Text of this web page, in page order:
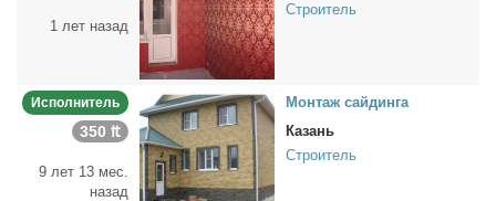
1 лет назад
Строитель
Исполнитель
350 ₶
9 лет 13 мес.
назад
Мон­таж сай­дин­га
Казань
Строитель